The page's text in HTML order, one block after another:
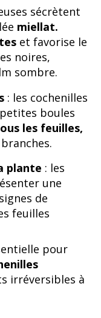
sécrètent
miellat.
et favorise le
noires,
sombre.
: les cochenilles
boules
les feuilles,
plante : les
une
de
feuilles
pour
irréversibles à